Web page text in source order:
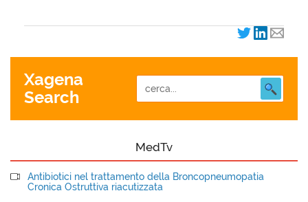
Xagena
Search
MedTv
Antibiotici nel trattamento della Broncopneumopatia
Cronica Ostruttiva riacutizzata